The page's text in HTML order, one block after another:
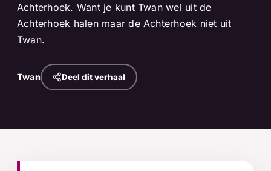
Achterhoek. Want je kunt Twan wel uit de
Achterhoek halen maar de Achterhoek niet uit
Twan.
Twan Deel dit verhaal